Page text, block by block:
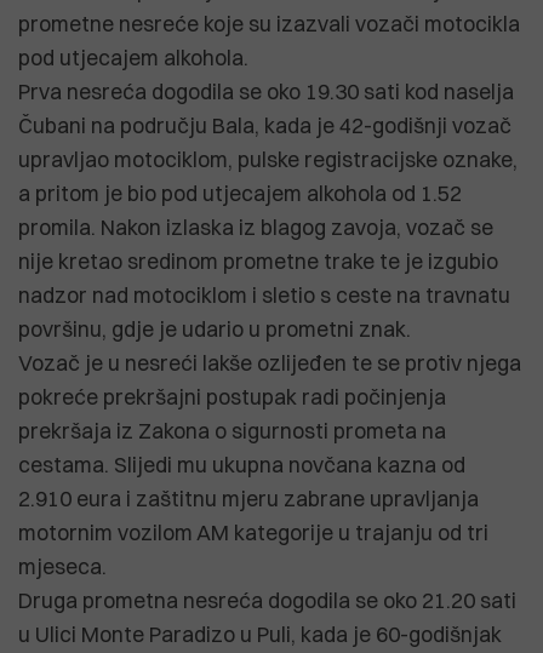
prometne nesreće koje su izazvali vozači motocikla
pod utjecajem alkohola.
Prva nesreća dogodila se oko 19.30 sati kod naselja
Čubani na području Bala, kada je 42-godišnji vozač
upravljao motociklom, pulske registracijske oznake,
a pritom je bio pod utjecajem alkohola od 1.52
promila. Nakon izlaska iz blagog zavoja, vozač se
nije kretao sredinom prometne trake te je izgubio
nadzor nad motociklom i sletio s ceste na travnatu
površinu, gdje je udario u prometni znak.
Vozač je u nesreći lakše ozlijeđen te se protiv njega
pokreće prekršajni postupak radi počinjenja
prekršaja iz Zakona o sigurnosti prometa na
cestama. Slijedi mu ukupna novčana kazna od
2.910 eura i zaštitnu mjeru zabrane upravljanja
motornim vozilom AM kategorije u trajanju od tri
mjeseca.
Druga prometna nesreća dogodila se oko 21.20 sati
u Ulici Monte Paradizo u Puli, kada je 60-godišnjak